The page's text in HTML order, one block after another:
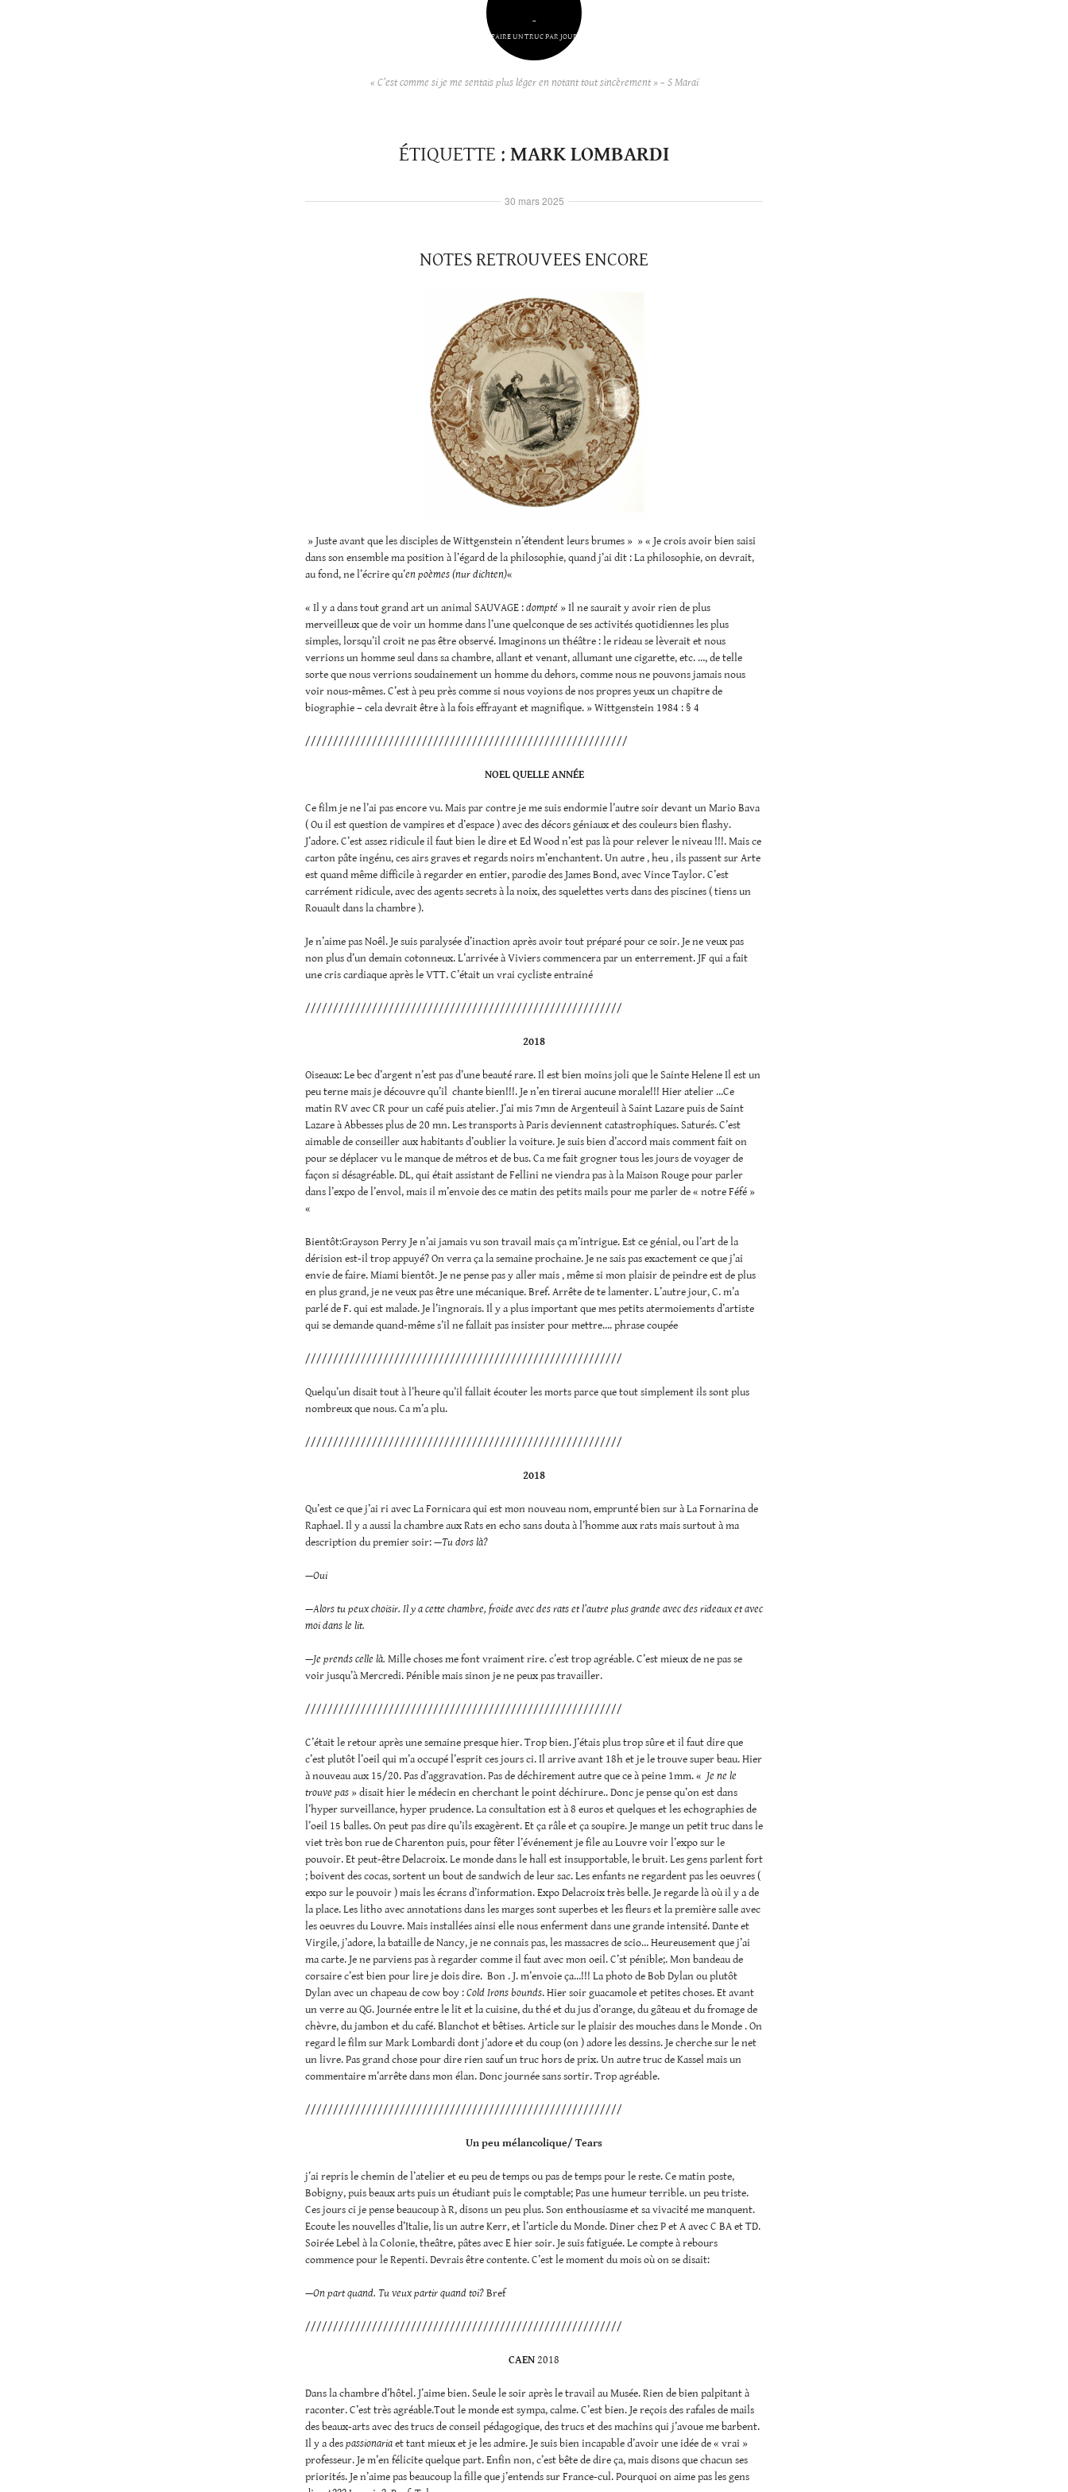
–
FAIRE UN TRUC PAR JOUR
« C’est comme si je me sentais plus léger en notant tout sincèrement » – S Maraï
ÉTIQUETTE : MARK LOMBARDI
NOTES RETROUVEES ENCORE
» Juste avant que les disciples de Wittgenstein n’étendent leurs brumes » » « Je crois avoir bien saisi
dans son ensemble ma position à l’égard de la philosophie, quand j’ai dit : La philosophie, on devrait,
au fond, ne l’écrire qu’en poèmes (nur dichten)«
« Il y a dans tout grand art un animal SAUVAGE :dompté » Il ne saurait y avoir rien de plus
merveilleux que de voir un homme dans l’une quelconque de ses activités quotidiennes les plus
simples, lorsqu’il croit ne pas être observé. Imaginons un théâtre : le rideau se lèverait et nous
verrions un homme seul dans sa chambre, allant et venant, allumant une cigarette, etc. …, de telle
sorte que nous verrions soudainement un homme du dehors, comme nous ne pouvons jamais nous
voir nous-mêmes. C’est à peu près comme si nous voyions de nos propres yeux un chapitre de
biographie – cela devrait être à la fois effrayant et magnifique. » Wittgenstein 1984 : § 4
//////////////////////////////////////////////////////////
NOEL QUELLE ANNÉE
Ce film je ne l’ai pas encore vu. Mais par contre je me suis endormie l’autre soir devant un Mario Bava
( Ou il est question de vampires et d’espace ) avec des décors géniaux et des couleurs bien flashy.
J’adore. C’est assez ridicule il faut bien le dire et Ed Wood n’est pas là pour relever le niveau !!!. Mais ce
carton pâte ingénu, ces airs graves et regards noirs m’enchantent. Un autre , heu , ils passent sur Arte
est quand même difficile à regarder en entier, parodie des James Bond, avec Vince Taylor. C’est
carrément ridicule, avec des agents secrets à la noix, des squelettes verts dans des piscines ( tiens un
Rouault dans la chambre ).
Je n’aime pas Noêl. Je suis paralysée d’inaction après avoir tout préparé pour ce soir. Je ne veux pas
non plus d’un demain cotonneux. L’arrivée à Viviers commencera par un enterrement. JF qui a fait
une cris cardiaque après le VTT. C’était un vrai cycliste entrainé
/////////////////////////////////////////////////////////
2018
Oiseaux: Le bec d’argent n’est pas d’une beauté rare. Il est bien moins joli que le Sainte Helene Il est un
peu terne mais je découvre qu’il chante bien!!!. Je n’en tirerai aucune morale!!! Hier atelier …Ce
matin RV avec CR pour un café puis atelier. J’ai mis 7mn de Argenteuil à Saint Lazare puis de Saint
Lazare à Abbesses plus de 20 mn. Les transports à Paris deviennent catastrophiques. Saturés. C’est
aimable de conseiller aux habitants d’oublier la voiture. Je suis bien d’accord mais comment fait on
pour se déplacer vu le manque de métros et de bus. Ca me fait grogner tous les jours de voyager de
façon si désagréable. DL, qui était assistant de Fellini ne viendra pas à la Maison Rouge pour parler
dans l’expo de l’envol, mais il m’envoie des ce matin des petits mails pour me parler de « notre Féfé »
«
Bientôt:Grayson Perry Je n’ai jamais vu son travail mais ça m’intrigue. Est ce génial, ou l’art de la
dérision est-il trop appuyé? On verra ça la semaine prochaine. Je ne sais pas exactement ce que j’ai
envie de faire. Miami bientôt. Je ne pense pas y aller mais , même si mon plaisir de peindre est de plus
en plus grand, je ne veux pas être une mécanique. Bref. Arrête de te lamenter. L’autre jour, C. m’a
parlé de F. qui est malade. Je l’ingnorais. Il y a plus important que mes petits atermoiements d’artiste
qui se demande quand-même s’il ne fallait pas insister pour mettre…. phrase coupée
/////////////////////////////////////////////////////////
Quelqu’un disait tout à l’heure qu’il fallait écouter les morts parce que tout simplement ils sont plus
nombreux que nous. Ca m’a plu.
/////////////////////////////////////////////////////////
2018
Qu’est ce que j’ai ri avec La Fornicara qui est mon nouveau nom, emprunté bien sur à La Fornarina de
Raphael. Il y a aussi la chambre aux Rats en echo sans douta à l’homme aux rats mais surtout à ma
description du premier soir:—Tu dors là?
—Oui
—Alors tu peux choisir. Il y a cette chambre, froide avec des rats et l’autre plus grande avec des rideaux et avec
moi dans le lit.
—Je prends celle là. Mille choses me font vraiment rire. c’est trop agréable. C’est mieux de ne pas se
voir jusqu’à Mercredi. Pénible mais sinon je ne peux pas travailler.
/////////////////////////////////////////////////////////
C’était le retour après une semaine presque hier. Trop bien. J’étais plus trop sûre et il faut dire que
c’est plutôt l’oeil qui m’a occupé l’esprit ces jours ci. Il arrive avant 18h et je le trouve super beau. Hier
à nouveau aux 15/20. Pas d’aggravation. Pas de déchirement autre que ce à peine 1mm. « Je ne le
trouve pas » disait hier le médecin en cherchant le point déchirure.. Donc je pense qu’on est dans
l’hyper surveillance, hyper prudence. La consultation est à 8 euros et quelques et les echographies de
l’oeil 15 balles. On peut pas dire qu’ils exagèrent. Et ça râle et ça soupire. Je mange un petit truc dans le
viet très bon rue de Charenton puis, pour fêter l’événement je file au Louvre voir l’expo sur le
pouvoir. Et peut-être Delacroix. Le monde dans le hall est insupportable, le bruit. Les gens parlent fort
; boivent des cocas, sortent un bout de sandwich de leur sac. Les enfants ne regardent pas les oeuvres (
expo sur le pouvoir ) mais les écrans d’information. Expo Delacroix très belle. Je regarde là où il y a de
la place. Les litho avec annotations dans les marges sont superbes et les fleurs et la première salle avec
les oeuvres du Louvre. Mais installées ainsi elle nous enferment dans une grande intensité. Dante et
Virgile, j’adore, la bataille de Nancy, je ne connais pas, les massacres de scio… Heureusement que j’ai
ma carte. Je ne parviens pas à regarder comme il faut avec mon oeil. C’st pénible;. Mon bandeau de
corsaire c’est bien pour lire je dois dire. Bon . J. m’envoie ça…!!! La photo de Bob Dylan ou plutôt
Dylan avec un chapeau de cow boy :Cold Irons bounds. Hier soir guacamole et petites choses. Et avant
un verre au QG. Journée entre le lit et la cuisine, du thé et du jus d’orange, du gâteau et du fromage de
chèvre, du jambon et du café. Blanchot et bêtises. Article sur le plaisir des mouches dans le Monde . On
regard le film sur Mark Lombardi dont j’adore et du coup (on ) adore les dessins. Je cherche sur le net
un livre. Pas grand chose pour dire rien sauf un truc hors de prix. Un autre truc de Kassel mais un
commentaire m’arrête dans mon élan. Donc journée sans sortir. Trop agréable.
/////////////////////////////////////////////////////////
Un peu mélancolique/ Tears
j’ai repris le chemin de l’atelier et eu peu de temps ou pas de temps pour le reste. Ce matin poste,
Bobigny, puis beaux arts puis un étudiant puis le comptable; Pas une humeur terrible. un peu triste.
Ces jours ci je pense beaucoup à R, disons un peu plus. Son enthousiasme et sa vivacité me manquent.
Ecoute les nouvelles d’Italie, lis un autre Kerr, et l’article du Monde. Diner chez P et A avec C BA et TD.
Soirée Lebel à la Colonie, theâtre, pâtes avec E hier soir. Je suis fatiguée. Le compte à rebours
commence pour le Repenti. Devrais être contente. C’est le moment du mois où on se disait:
—On part quand. Tu veux partir quand toi?Bref
/////////////////////////////////////////////////////////
CAEN2018
Dans la chambre d’hôtel. J’aime bien. Seule le soir après le travail au Musée. Rien de bien palpitant à
raconter. C’est très agréable.Tout le monde est sympa, calme. C’est bien. Je reçois des rafales de mails
des beaux-arts avec des trucs de conseil pédagogique, des trucs et des machins qui j’avoue me barbent.
Il y a despassionariaet tant mieux et je les admire. Je suis bien incapable d’avoir une idée de « vrai »
professeur. Je m’en félicite quelque part. Enfin non, c’est bête de dire ça, mais disons que chacun ses
priorités. Je n’aime pas beaucoup la fille que j’entends sur France-cul. Pourquoi on aime pas les gens
30 mars 2025